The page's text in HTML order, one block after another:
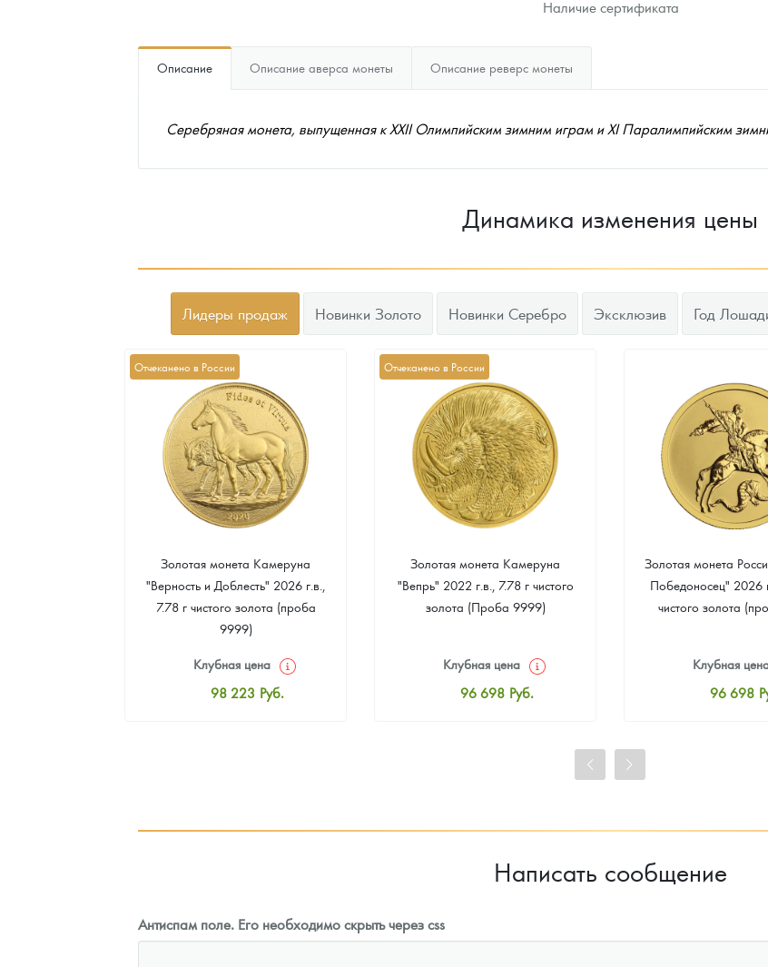
Монеты и жетоны из недрагоценных металлов
Наличие сертификата
Описание Описание аверса монеты Описание реверс монеты
Серебряная монета, выпущенная к XXII Олимпийским зимним играм и XI Паралимпийским
Динамика изменения цены
Лидеры продаж Новинки Золото Новинки Серебро Эксклюзив Год
Отчеканено в России
Золотая монета Камеруна
"Верность и Доблесть" 2026 г.в.,
7.78 г чистого золота (проба
9999)
Клубная цена
98 223 Руб.
Отчеканено в России
Золотая монета Камеруна
"Вепрь" 2022 г.в., 7.78 г чистого
золота (Проба 9999)
Клубная цена
96 698 Руб.
Золотая монета
Победоносец" 2026
чистого золота
Клубная
96 698
Написать сообщение
Антиспам поле. Его необходимо скрыть через css